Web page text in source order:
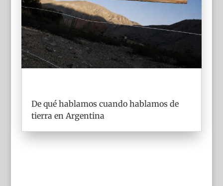
De qué hablamos cuando hablamos de
tierra en Argentina